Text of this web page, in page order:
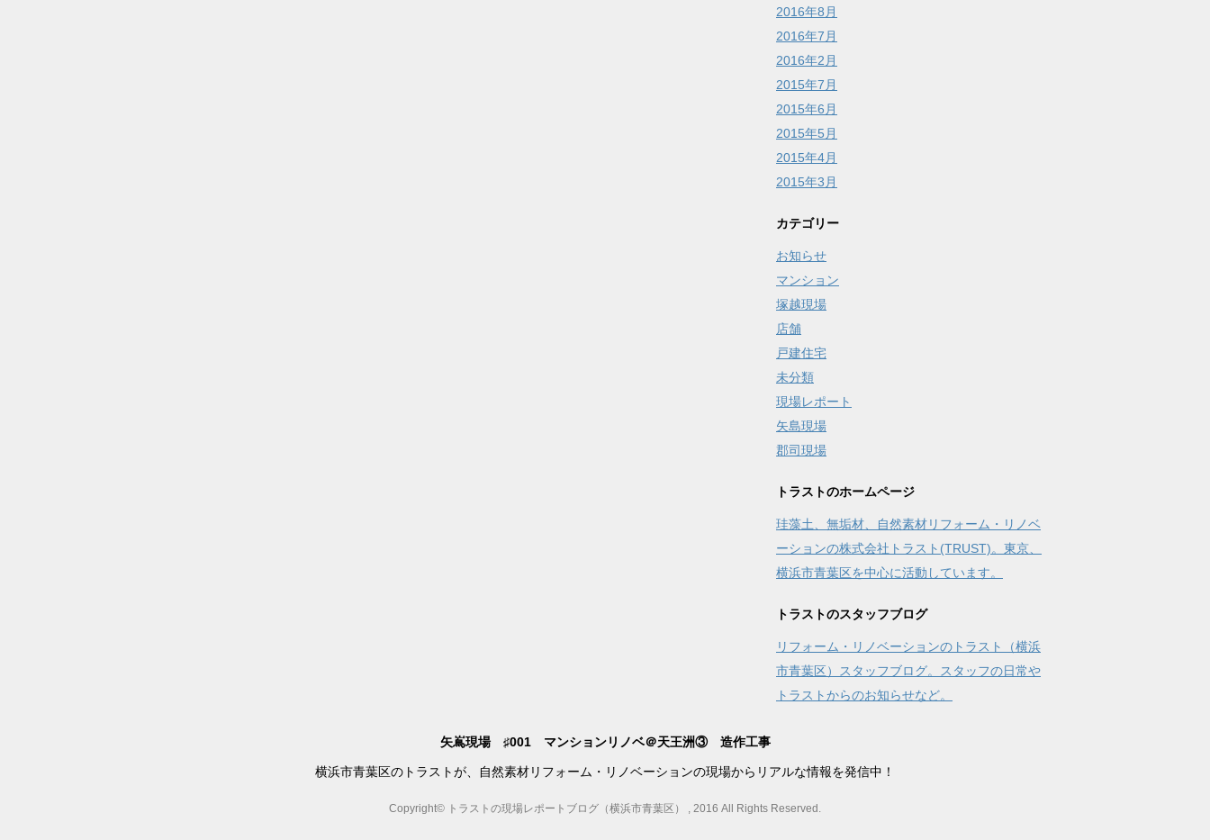
2016年8月
2016年7月
2016年2月
2015年7月
2015年6月
2015年5月
2015年4月
2015年3月
カテゴリー
お知らせ
マンション
塚越現場
店舗
戸建住宅
未分類
現場レポート
矢島現場
郡司現場
トラストのホームページ
珪藻土、無垢材、自然素材リフォーム・リノベ
ーションの株式会社トラスト(TRUST)。東京、
横浜市青葉区を中心に活動しています。
トラストのスタッフブログ
リフォーム・リノベーションのトラスト（横浜
市青葉区）スタッフブログ。スタッフの日常や
トラストからのお知らせなど。
矢嶌現場 ♯001 マンションリノベ＠天王洲③ 造作工事
横浜市青葉区のトラストが、自然素材リフォーム・リノベーションの現場からリアルな情報を発信中！
Copyright© トラストの現場レポートブログ（横浜市青葉区） , 2016 All Rights Reserved.